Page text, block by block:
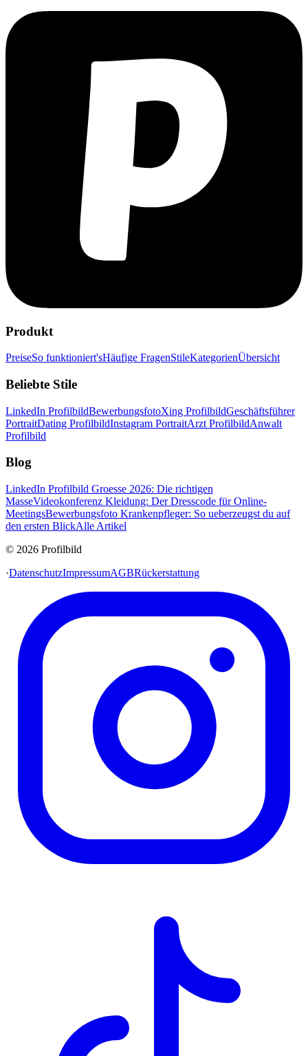
Produkt
PreiseSo funktioniert'sHäufige FragenStileKategorienÜbersicht
Beliebte Stile
LinkedIn ProfilbildBewerbungsfotoXing ProfilbildGeschäftsführer
PortraitDating ProfilbildInstagram PortraitArzt ProfilbildAnwalt
Profilbild
Blog
LinkedIn Profilbild Groesse 2026: Die richtigen
MasseVideokonferenz Kleidung: Der Dresscode für Online-
MeetingsBewerbungsfoto Krankenpfleger: So ueberzeugst du auf
den ersten BlickAlle Artikel
© 2026 Profilbild
·DatenschutzImpressumAGBRückerstattung